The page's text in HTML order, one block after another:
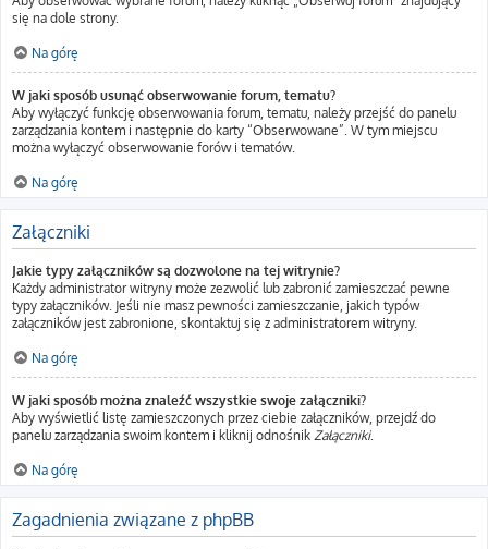
się na dole strony.
Na górę
W jaki sposób usunąć obserwowanie forum, tematu?
Aby wyłączyć funkcję obserwowania forum, tematu, należy przejść do panelu
zarządzania kontem i następnie do karty “Obserwowane”. W tym miejscu
można wyłączyć obserwowanie forów i tematów.
Na górę
Załączniki
Jakie typy załączników są dozwolone na tej witrynie?
Każdy administrator witryny może zezwolić lub zabronić zamieszczać pewne
typy załączników. Jeśli nie masz pewności zamieszczanie, jakich typów
załączników jest zabronione, skontaktuj się z administratorem witryny.
Na górę
W jaki sposób można znaleźć wszystkie swoje załączniki?
Aby wyświetlić listę zamieszczonych przez ciebie załączników, przejdź do
panelu zarządzania swoim kontem i kliknij odnośnik Załączniki.
Na górę
Zagadnienia związane z phpBB